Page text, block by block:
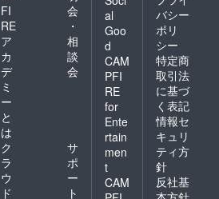
FI
RE
ア
カ
デ
ミ
ー
と
は
会
・
相
談
会
ク
ラ
ウ
ド
サ
ポ
ー
ト
al
Goo
d
CAM
PFI
RE
for
Ente
rtain
men
t
CAM
バシー
ポリ
シー
特定商
取引法
に基づ
く表記
情報セ
キュリ
ティ方
針
反社基